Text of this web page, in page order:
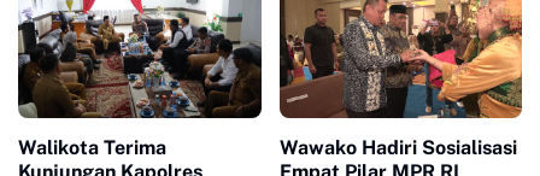
Walikota Terima
Kunjungan Kapolres
Wawako Hadiri Sosialisasi
Empat Pilar MPR RI